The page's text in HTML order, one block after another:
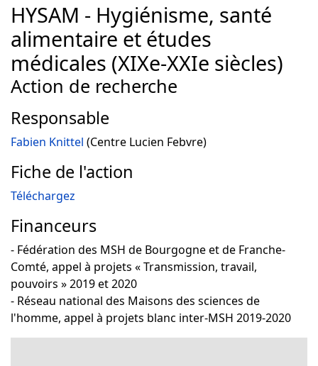
HYSAM - Hygiénisme, santé
alimentaire et études
médicales (XIXe-XXIe siècles)
Action de recherche
Responsable
Fabien Knittel (Centre Lucien Febvre)
Fiche de l'action
Téléchargez
Financeurs
- Fédération des MSH de Bourgogne et de Franche-
Comté, appel à projets « Transmission, travail,
pouvoirs » 2019 et 2020
- Réseau national des Maisons des sciences de
l'homme, appel à projets blanc inter-MSH 2019-2020